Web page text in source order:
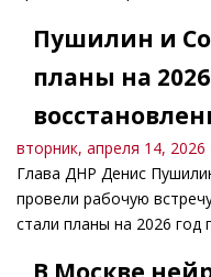
Пушилин и
планы на
вторник, апреля 14, 2026
Глава ДНР Денис
провели рабочую
стали планы на 2026 год